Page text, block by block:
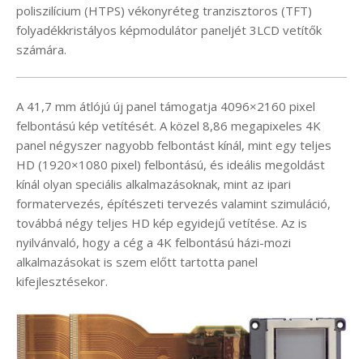
poliszilícium (HTPS) vékonyréteg tranzisztoros (TFT)
folyadékkristályos képmodulátor paneljét 3LCD vetítők
számára.
A 41,7 mm átlójú új panel támogatja 4096×2160 pixel
felbontású kép vetítését. A közel 8,86 megapixeles 4K
panel négyszer nagyobb felbontást kínál, mint egy teljes
HD (1920×1080 pixel) felbontású, és ideális megoldást
kínál olyan speciális alkalmazásoknak, mint az ipari
formatervezés, építészeti tervezés valamint szimuláció,
továbbá négy teljes HD kép egyidejű vetítése. Az is
nyilvánvaló, hogy a cég a 4K felbontású házi-mozi
alkalmazásokat is szem előtt tartotta panel
kifejlesztésekor.